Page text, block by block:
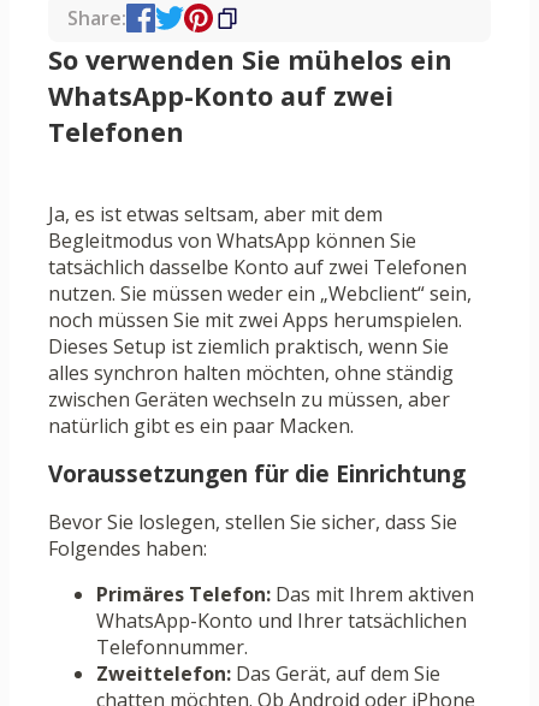
Share:
So verwenden Sie mühelos ein
WhatsApp-Konto auf zwei
Telefonen
Ja, es ist etwas seltsam, aber mit dem
Begleitmodus von WhatsApp können Sie
tatsächlich dasselbe Konto auf zwei Telefonen
nutzen. Sie müssen weder ein „Webclient“ sein,
noch müssen Sie mit zwei Apps herumspielen.
Dieses Setup ist ziemlich praktisch, wenn Sie
alles synchron halten möchten, ohne ständig
zwischen Geräten wechseln zu müssen, aber
natürlich gibt es ein paar Macken.
Voraussetzungen für die Einrichtung
Bevor Sie loslegen, stellen Sie sicher, dass Sie
Folgendes haben:
Primäres Telefon: Das mit Ihrem aktiven
WhatsApp-Konto und Ihrer tatsächlichen
Telefonnummer.
Zweittelefon: Das Gerät, auf dem Sie
chatten möchten. Ob Android oder iPhone